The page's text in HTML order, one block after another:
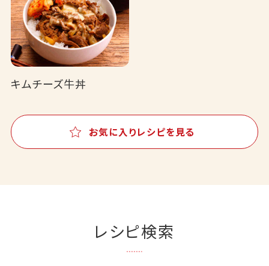
キムチーズ牛丼
お気に入りレシピを見る
レシピ検索